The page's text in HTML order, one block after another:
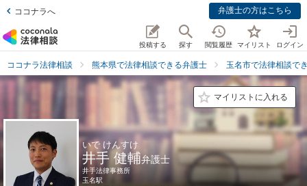
ココナラへ 弁護士の方はこちら
投稿する 探す 閲覧履歴 マイリスト ログイン
ココナラ法律相談 熊本県で法律相談できる弁護士 玉名市で法律相談で
マイリストに入れる
いで けんすけ
井手 健輔弁護士
井手法律事務所
玉名駅